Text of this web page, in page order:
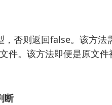
，否则返回false。该方法
件。该方法即便是原文
断